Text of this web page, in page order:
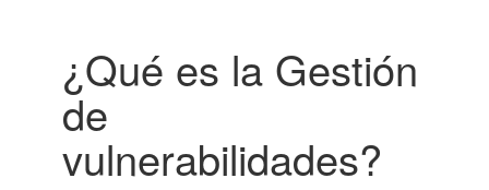
Proceso
Gestión de vulnerabilidades
¿Qué es la Gestión
de
vulnerabilidades?